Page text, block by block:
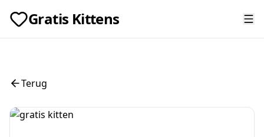
Gratis Kittens
Terug